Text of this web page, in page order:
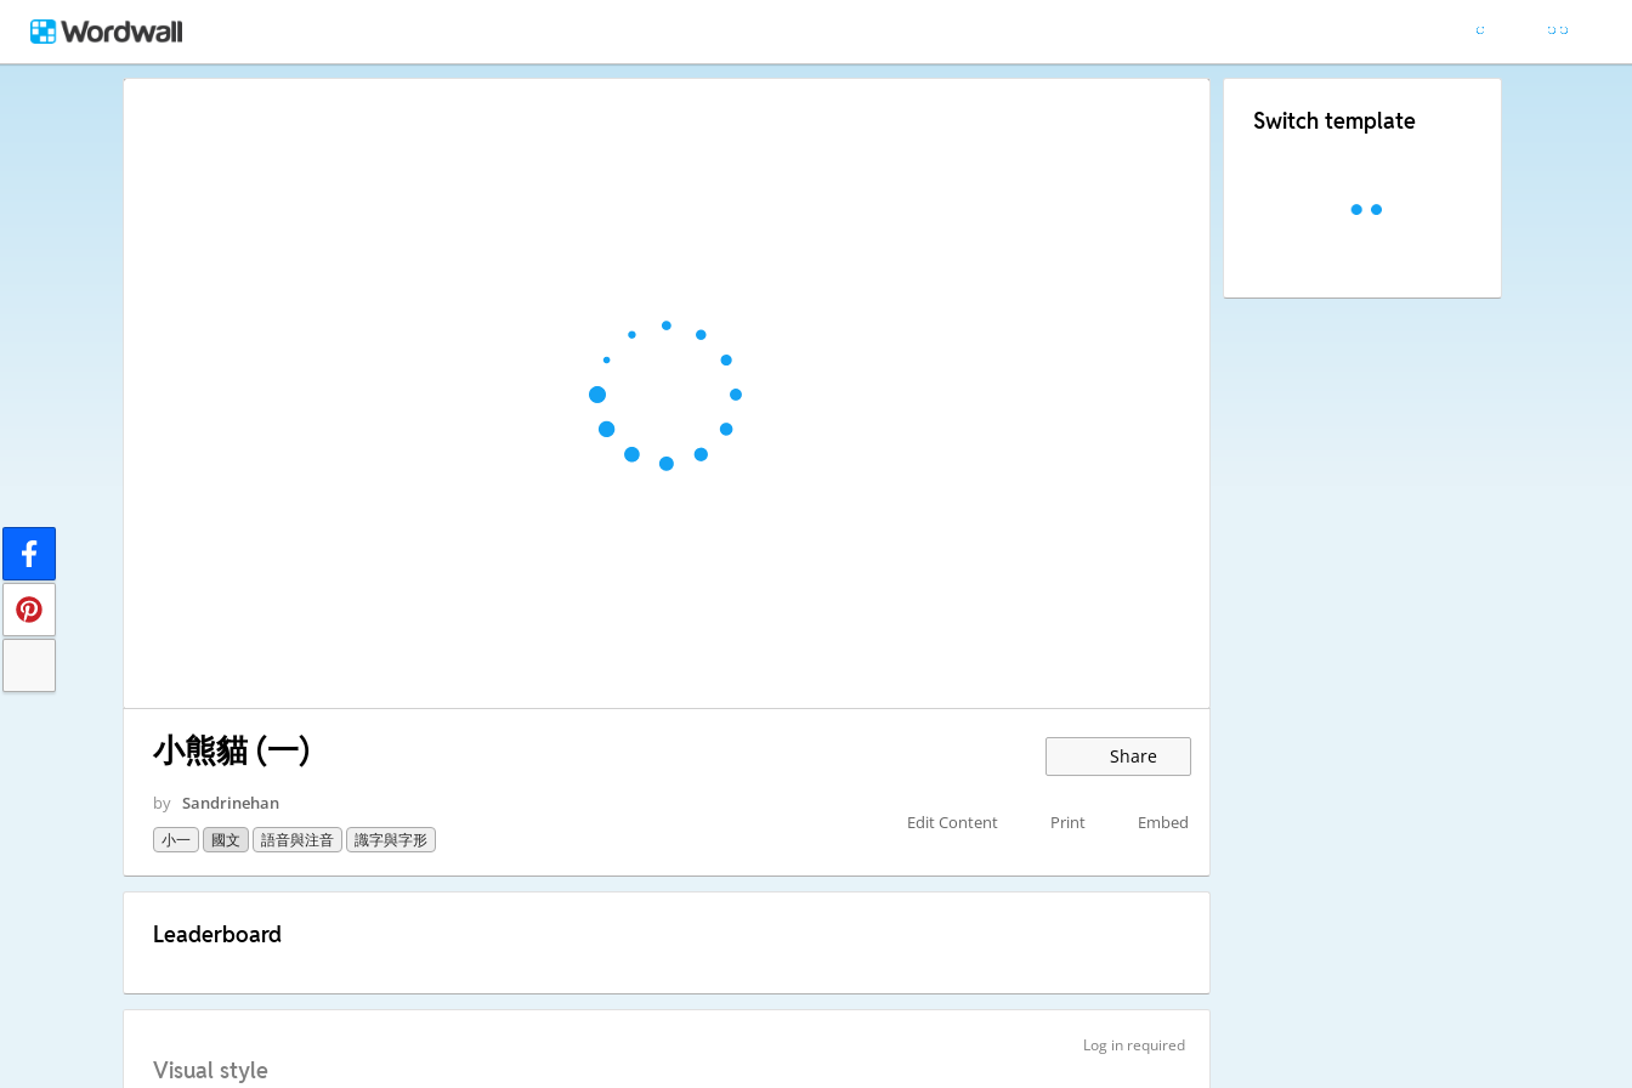
小熊貓 (一) Share
by Sandrinehan
小一 國文 語音與注音 識字與字形
Edit Content Print Embed
Leaderboard
Log in required
Visual style
Switch template